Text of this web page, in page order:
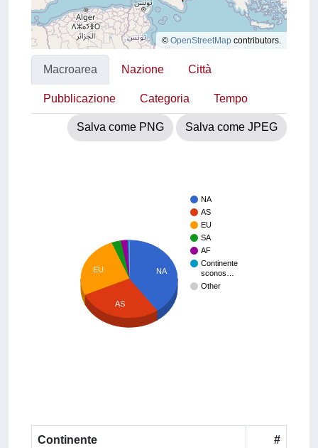
© OpenStreetMap contributors.
Macroarea Nazione Città
Pubblicazione Categoria Tempo
Salva come PNG Salva come JPEG
NA
AS
EU
SA
AF
Continente
sconos…
Other
NA
EU
AS
Continente #